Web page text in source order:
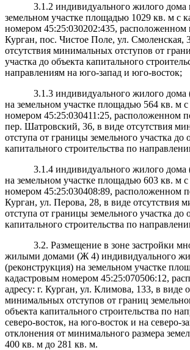
3.1.2 индивидуального жилого дома
земельном участке площадью 1029 кв. м с
номером 45:25:030202:435, расположенном
Курган, пос. Чистое Поле, ул. Смоленская,
отсутствия минимальных отступов от
участка до объекта капитального
направлениям на юго-запад и юго-восток;
3.1.3 индивидуального жилого дома
на земельном участке площадью 564 кв. м
номером 45:25:030411:25, расположенном
пер. Шатровский, 36, в виде отсутствия
отступа от границы земельного участка до
капитального строительства по
3.1.4 индивидуального жилого дома
на земельном участке площадью 603 кв. м
номером 45:25:030408:89, расположенном
Курган, ул. Перова, 28, в виде отсутствия
отступа от границы земельного участка до
капитального строительства по
3.2. Размещение в зоне застройки
жилыми домами (Ж 4) индивидуального
(реконструкция) на земельном участке
кадастровым номером 45:25:070506:12,
адресу: г. Курган, ул. Климова, 133, в виде
минимальных отступов от границ
объекта капитального строительства по
северо-восток, на юго-восток и на северо-
отклонения от минимального размера
400 кв. м до 281 кв. м.